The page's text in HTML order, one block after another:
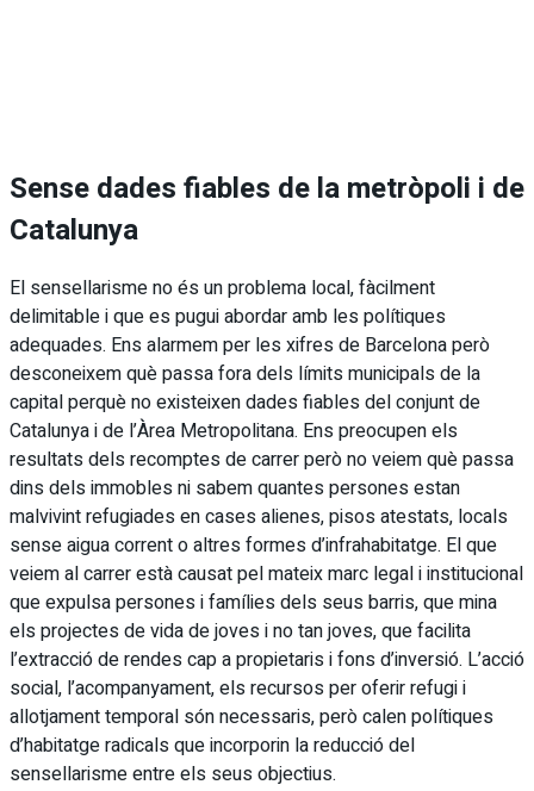
Sense dades fiables de la metròpoli i de
Catalunya
El sensellarisme no és un problema local, fàcilment
delimitable i que es pugui abordar amb les polítiques
adequades. Ens alarmem per les xifres de Barcelona però
desconeixem què passa fora dels límits municipals de la
capital perquè no existeixen dades fiables del conjunt de
Catalunya i de l’Àrea Metropolitana. Ens preocupen els
resultats dels recomptes de carrer però no veiem què passa
dins dels immobles ni sabem quantes persones estan
malvivint refugiades en cases alienes, pisos atestats, locals
sense aigua corrent o altres formes d’infrahabitatge. El que
veiem al carrer està causat pel mateix marc legal i institucional
que expulsa persones i famílies dels seus barris, que mina
els projectes de vida de joves i no tan joves, que facilita
l’extracció de rendes cap a propietaris i fons d’inversió. L’acció
social, l’acompanyament, els recursos per oferir refugi i
allotjament temporal són necessaris, però calen polítiques
d’habitatge radicals que incorporin la reducció del
sensellarisme entre els seus objectius.